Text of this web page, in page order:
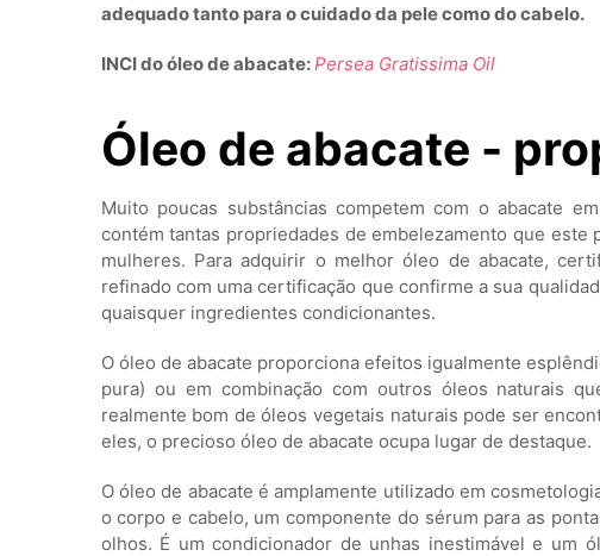
adequado tanto para o cuidado da pele como do cabelo.
INCI do óleo de abacate: Persea Gratissima Oil
Óleo de abacate -
Muito poucas substâncias competem com o abacate
contém tantas propriedades de embelezamento que este
mulheres. Para adquirir o melhor óleo de abacate,
refinado com uma certificação que confirme a sua
quaisquer ingredientes condicionantes.
O óleo de abacate proporciona efeitos igualmente
pura) ou em combinação com outros óleos naturais
realmente bom de óleos vegetais naturais pode ser
eles, o precioso óleo de abacate ocupa lugar de destaque.
O óleo de abacate é amplamente utilizado em
o corpo e cabelo, um componente do sérum para as
olhos. É um condicionador de unhas inestimável e um